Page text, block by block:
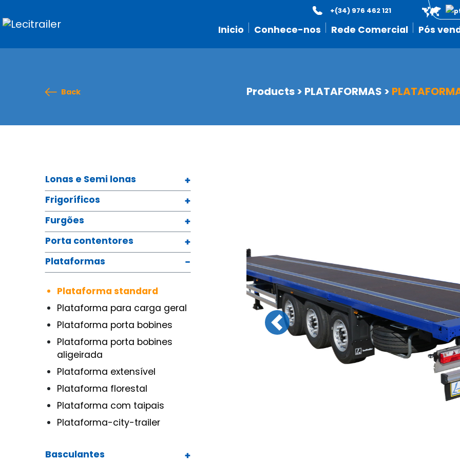
Inicio Conhece-nos Rede Comercial Pós
+(34) 976 462 121
Back Products> PLATAFORMAS >
Lonas e Semi lonas
Frigoríficos
Furgões
Porta contentores
Plataformas
Plataforma standard
Plataforma para carga geral
Plataforma porta bobines
Plataforma porta bobines
aligeirada
Plataforma extensível
Plataforma florestal
Plataforma com taipais
Plataforma-city-trailer
Basculantes
Previous